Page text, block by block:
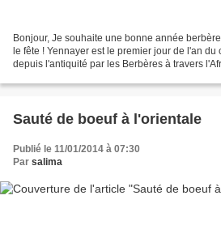
Bonjour, Je souhaite une bonne année
le fête ! Yennayer est le premier jour de l'an
depuis l'antiquité par les Berbères à travers
Sauté de boeuf à l'orientale
Publié le 11/01/2014 à 07:30
Par salima